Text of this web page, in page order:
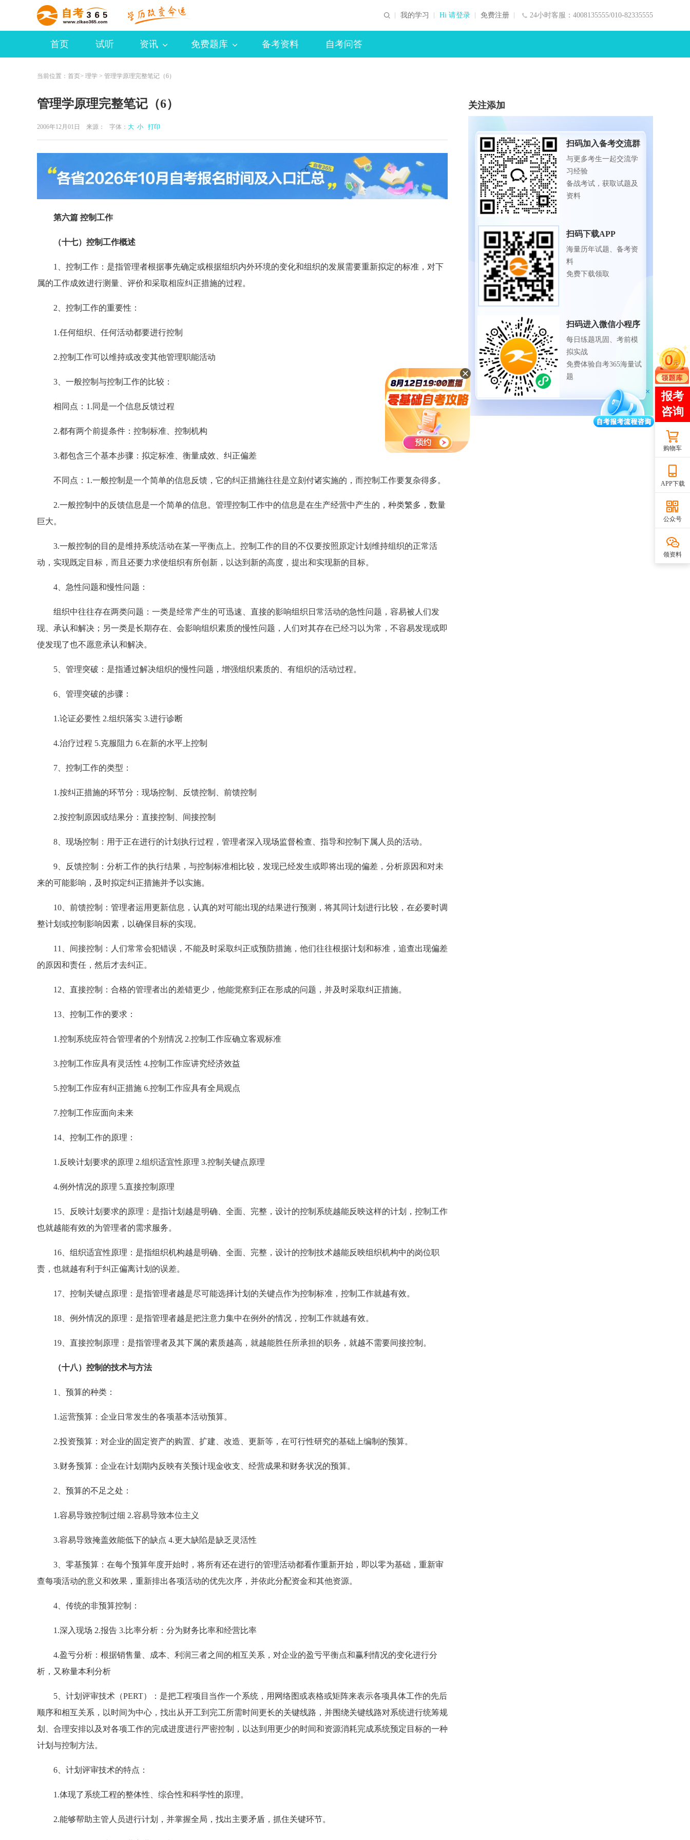
24小时客服：4008135555/010-82335555
我的学习 Hi 请登录 免费注册
首页 试听 资讯 免费题库 备考资料 自考问答
当前位置： 首页> 理学 > 管理学原理完整笔记（6）
管理学原理完整笔记（6）
2006年12月01日 来源： 字体： 大 小 打印
第六篇 控制工作
（十七）控制工作概述
1、控制工作：是指管理者根据事先确定或根据组织内外环境的变化和组织的发展需要重新拟定的标准，对下
属的工作成效进行测量、评价和采取相应纠正措施的过程。
2、控制工作的重要性：
1.任何组织、任何活动都要进行控制
2.控制工作可以维持或改变其他管理职能活动
3、一般控制与控制工作的比较：
相同点：1.同是一个信息反馈过程
2.都有两个前提条件：控制标准、控制机构
3.都包含三个基本步骤：拟定标准、衡量成效、纠正偏差
不同点：1.一般控制是一个简单的信息反馈，它的纠正措施往往是立刻付诸实施的，而控制工作要复杂得多。
2.一般控制中的反馈信息是一个简单的信息。管理控制工作中的信息是在生产经营中产生的，种类繁多，数量
巨大。
3.一般控制的目的是维持系统活动在某一平衡点上。控制工作的目的不仅要按照原定计划维持组织的正常活
动，实现既定目标，而且还要力求使组织有所创新，以达到新的高度，提出和实现新的目标。
4、急性问题和慢性问题：
组织中往往存在两类问题：一类是经常产生的可迅速、直接的影响组织日常活动的急性问题，容易被人们发
现、承认和解决；另一类是长期存在、会影响组织素质的慢性问题，人们对其存在已经习以为常，不容易发现或即
使发现了也不愿意承认和解决。
5、管理突破：是指通过解决组织的慢性问题，增强组织素质的、有组织的活动过程。
6、管理突破的步骤：
1.论证必要性 2.组织落实 3.进行诊断
4.治疗过程 5.克服阻力 6.在新的水平上控制
7、控制工作的类型：
1.按纠正措施的环节分：现场控制、反馈控制、前馈控制
2.按控制原因或结果分：直接控制、间接控制
8、现场控制：用于正在进行的计划执行过程，管理者深入现场监督检查、指导和控制下属人员的活动。
9、反馈控制：分析工作的执行结果，与控制标准相比较，发现已经发生或即将出现的偏差，分析原因和对未
来的可能影响，及时拟定纠正措施并予以实施。
10、前馈控制：管理者运用更新信息，认真的对可能出现的结果进行预测，将其同计划进行比较，在必要时调
整计划或控制影响因素，以确保目标的实现。
11、间接控制：人们常常会犯错误，不能及时采取纠正或预防措施，他们往往根据计划和标准，追查出现偏差
的原因和责任，然后才去纠正。
12、直接控制：合格的管理者出的差错更少，他能觉察到正在形成的问题，并及时采取纠正措施。
13、控制工作的要求：
1.控制系统应符合管理者的个别情况 2.控制工作应确立客观标准
3.控制工作应具有灵活性 4.控制工作应讲究经济效益
5.控制工作应有纠正措施 6.控制工作应具有全局观点
7.控制工作应面向未来
14、控制工作的原理：
1.反映计划要求的原理 2.组织适宜性原理 3.控制关键点原理
4.例外情况的原理 5.直接控制原理
15、反映计划要求的原理：是指计划越是明确、全面、完整，设计的控制系统越能反映这样的计划，控制工作
也就越能有效的为管理者的需求服务。
16、组织适宜性原理：是指组织机构越是明确、全面、完整，设计的控制技术越能反映组织机构中的岗位职
责，也就越有利于纠正偏离计划的误差。
17、控制关键点原理：是指管理者越是尽可能选择计划的关键点作为控制标准，控制工作就越有效。
18、例外情况的原理：是指管理者越是把注意力集中在例外的情况，控制工作就越有效。
19、直接控制原理：是指管理者及其下属的素质越高，就越能胜任所承担的职务，就越不需要间接控制。
（十八）控制的技术与方法
1、预算的种类：
1.运营预算：企业日常发生的各项基本活动预算。
2.投资预算：对企业的固定资产的购置、扩建、改造、更新等，在可行性研究的基础上编制的预算。
3.财务预算：企业在计划期内反映有关预计现金收支、经营成果和财务状况的预算。
2、预算的不足之处：
1.容易导致控制过细 2.容易导致本位主义
3.容易导致掩盖效能低下的缺点 4.更大缺陷是缺乏灵活性
3、零基预算：在每个预算年度开始时，将所有还在进行的管理活动都看作重新开始，即以零为基础，重新审
查每项活动的意义和效果，重新排出各项活动的优先次序，并依此分配资金和其他资源。
4、传统的非预算控制：
1.深入现场 2.报告 3.比率分析：分为财务比率和经营比率
4.盈亏分析：根据销售量、成本、利润三者之间的相互关系，对企业的盈亏平衡点和赢利情况的变化进行分
析，又称量本利分析
5、计划评审技术（PERT）：是把工程项目当作一个系统，用网络图或表格或矩阵来表示各项具体工作的先后
顺序和相互关系，以时间为中心，找出从开工到完工所需时间更长的关键线路，并围绕关键线路对系统进行统筹规
划、合理安排以及对各项工作的完成进度进行严密控制，以达到用更少的时间和资源消耗完成系统预定目标的一种
计划与控制方法。
6、计划评审技术的特点：
1.体现了系统工程的整体性、综合性和科学性的原理。
2.能够帮助主管人员进行计划，并掌握全局，找出主要矛盾，抓住关键环节。
关注添加
扫码加入备考交流群
与更多考生一起交流学
习经验
备战考试，获取试题及
资料
扫码下载APP
海量历年试题、备考资
料
免费下载领取
扫码进入微信小程序
每日练题巩固、考前模
拟实战
免费体验自考365海量试
题
购物车
APP下载
公众号
领资料